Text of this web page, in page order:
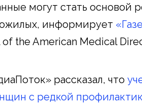
могут стать основой
информирует
the American Medical
рассказал, что
с редкой